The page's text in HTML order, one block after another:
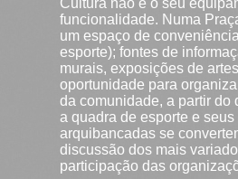
Cultura não é o seu
funcionalidade. Numa
um espaço de
esporte); fontes de
murais, exposições de
oportunidade para
da comunidade, a partir do
a quadra de esporte e seus
arquibancadas se
discussão dos mais
participação das